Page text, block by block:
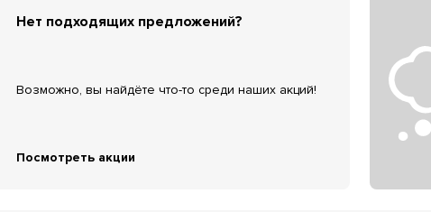
Нет подходящих предложений?
Возможно, вы найдёте что-то среди наших акций!
Посмотреть акции